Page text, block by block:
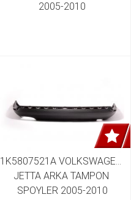
2005-2010
1K5807521A VOLKSWAGEN
JETTA ARKA TAMPON
SPOYLER 2005-2010